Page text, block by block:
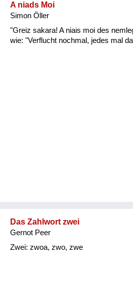
Natur und
A niads Moi
Simon Öller
"Greiz sakara! A niais moi des
wie: "Verflucht nochmal, jedes mal
Das Zahlwort zwei
Gernot Peer
Zwei: zwoa, zwo, zwe